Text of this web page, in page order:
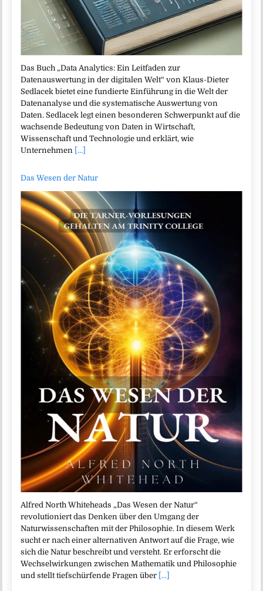
Das Buch „Data Analytics: Ein Leitfaden zur
Datenauswertung in der digitalen Welt“ von Klaus-Dieter
Sedlacek bietet eine fundierte Einführung in die Welt der
Datenanalyse und die systematische Auswertung von
Daten. Sedlacek legt einen besonderen Schwerpunkt auf die
wachsende Bedeutung von Daten in Wirtschaft,
Wissenschaft und Technologie und erklärt, wie
Unternehmen [...]
Das Wesen der Natur
Alfred North Whiteheads „Das Wesen der Natur“
revolutioniert das Denken über den Umgang der
Naturwissenschaften mit der Philosophie. In diesem Werk
sucht er nach einer alternativen Antwort auf die Frage, wie
sich die Natur beschreibt und versteht. Er erforscht die
Wechselwirkungen zwischen Mathematik und Philosophie
und stellt tiefschürfende Fragen über [...]